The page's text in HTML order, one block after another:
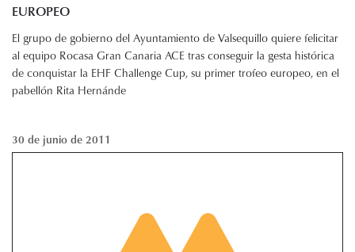
EUROPEO
El grupo de gobierno del Ayuntamiento de Valsequillo quiere felicitar
al equipo Rocasa Gran Canaria ACE tras conseguir la gesta histórica
de conquistar la EHF Challenge Cup, su primer trofeo europeo, en el
pabellón Rita Hernánde
30 de junio de 2011